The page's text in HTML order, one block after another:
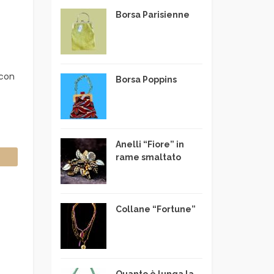
Borsa Parisienne
Borsa Poppins
Anelli “Fiore” in
rame smaltato
Collane “Fortune”